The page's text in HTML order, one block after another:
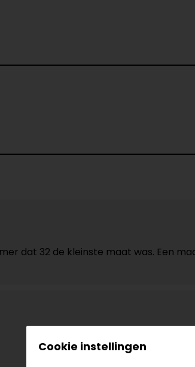
dat 32 de kleinste maat was. Een
Cookie instellingen